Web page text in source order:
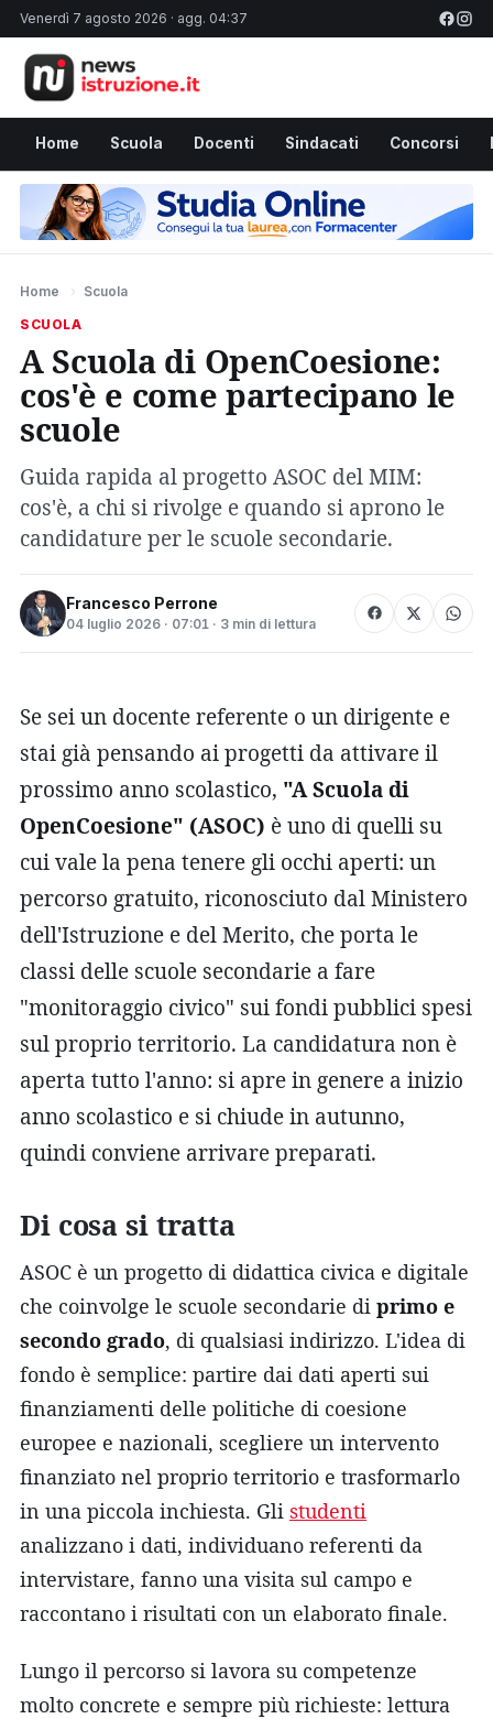
Venerdì 7 agosto 2026 · agg. 04:37
Home Scuola Docenti Sindacati Concorsi
Home › Scuola
SCUOLA
A Scuola di OpenCoesione:
cos'è e come partecipano le
scuole
Guida rapida al progetto ASOC del MIM:
cos'è, a chi si rivolge e quando si aprono le
candidature per le scuole secondarie.
Francesco Perrone
04 luglio 2026 · 07:01 · 3 min di lettura
Se sei un docente referente o un dirigente e
stai già pensando ai progetti da attivare il
prossimo anno scolastico, "A Scuola di
OpenCoesione" (ASOC) è uno di quelli su
cui vale la pena tenere gli occhi aperti: un
percorso gratuito, riconosciuto dal Ministero
dell'Istruzione e del Merito, che porta le
classi delle scuole secondarie a fare
"monitoraggio civico" sui fondi pubblici spesi
sul proprio territorio. La candidatura non è
aperta tutto l'anno: si apre in genere a inizio
anno scolastico e si chiude in autunno,
quindi conviene arrivare preparati.
Di cosa si tratta
ASOC è un progetto di didattica civica e digitale
che coinvolge le scuole secondarie di primo e
secondo grado, di qualsiasi indirizzo. L'idea di
fondo è semplice: partire dai dati aperti sui
finanziamenti delle politiche di coesione
europee e nazionali, scegliere un intervento
finanziato nel proprio territorio e trasformarlo
in una piccola inchiesta. Gli studenti
analizzano i dati, individuano referenti da
intervistare, fanno una visita sul campo e
raccontano i risultati con un elaborato finale.
Lungo il percorso si lavora su competenze
molto concrete e sempre più richieste: lettura